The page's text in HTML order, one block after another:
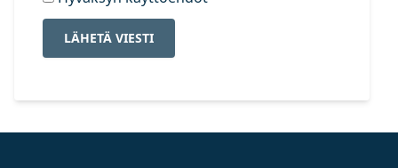
LÄHETÄ VIESTI